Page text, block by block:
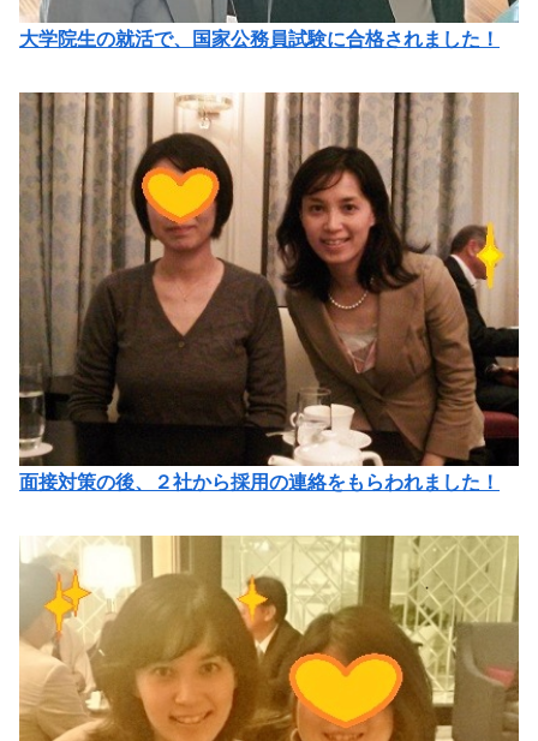
大学院生の就活で、国家公務員試験に合格されました！
面接対策の後、２社から採用の連絡をもらわれました！